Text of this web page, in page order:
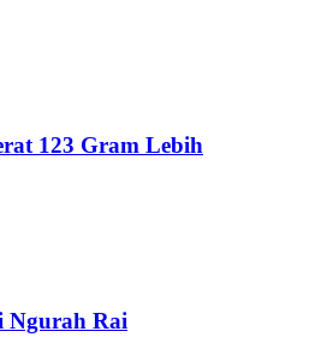
123 Gram Lebih
Ngurah Rai